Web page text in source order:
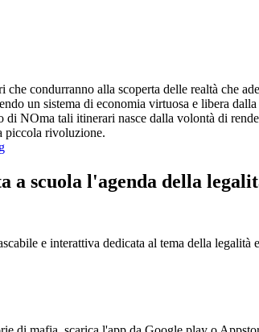
che condurranno alla scoperta delle realtà che
un sistema di economia virtuosa e libera
di NOma tali itinerari nasce dalla volontà di
piccola rivoluzione.
scuola l'agenda della
e interattiva dedicata al tema della